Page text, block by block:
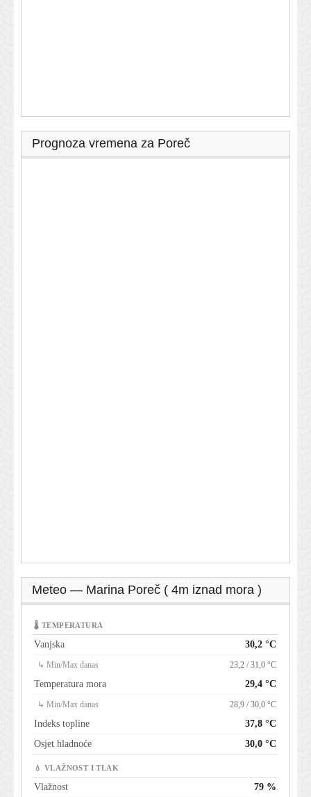
Prognoza vremena za Poreč
Meteo — Marina Poreč ( 4m iznad mora )
🌡 TEMPERATURA
Vanjska 30,2 °C
↳ Min/Max danas 23,2 / 31,0 °C
Temperatura mora 29,4 °C
↳ Min/Max danas 28,9 / 30,0 °C
Indeks topline
37,8 °C
Osjet hladnoće
30,0 °C
💧 VLAŽNOST I TLAK
Vlažnost
79 %